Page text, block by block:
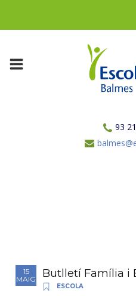
93
15
MAIG
Butlletí Família i
ESCOLA